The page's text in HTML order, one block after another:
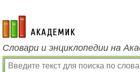
academic.ru
Словари и энциклопедии на